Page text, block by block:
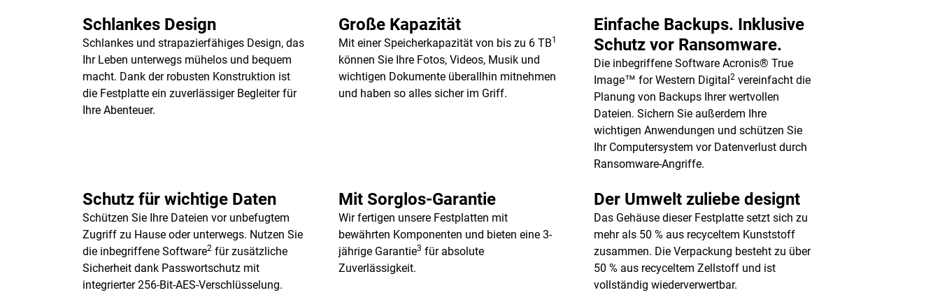
Schlankes Design
Schlankes und strapazierfähiges Design, das
Ihr Leben unterwegs mühelos und bequem
macht. Dank der robusten Konstruktion ist
die Festplatte ein zuverlässiger Begleiter für
Ihre Abenteuer.
Große Kapazität
Mit einer Speicherkapazität von bis zu 6 TB1
können Sie Ihre Fotos, Videos, Musik und
wichtigen Dokumente überallhin mitnehmen
und haben so alles sicher im Griff.
Einfache Backups. Inklusive
Schutz vor Ransomware.
Die inbegriffene Software Acronis® True
Image™ for Western Digital2 vereinfacht die
Planung von Backups Ihrer wertvollen
Dateien. Sichern Sie außerdem Ihre
wichtigen Anwendungen und schützen Sie
Ihr Computersystem vor Datenverlust durch
Ransomware-Angriffe.
Schutz für wichtige Daten
Schützen Sie Ihre Dateien vor unbefugtem
Zugriff zu Hause oder unterwegs. Nutzen Sie
die inbegriffene Software2 für zusätzliche
Sicherheit dank Passwortschutz mit
integrierter 256-Bit-AES-Verschlüsselung.
Mit Sorglos-Garantie
Wir fertigen unsere Festplatten mit
bewährten Komponenten und bieten eine 3-
jährige Garantie3 für absolute
Zuverlässigkeit.
Der Umwelt zuliebe designt
Das Gehäuse dieser Festplatte setzt sich zu
mehr als 50 % aus recyceltem Kunststoff
zusammen. Die Verpackung besteht zu über
50 % aus recyceltem Zellstoff und ist
vollständig wiederverwertbar.